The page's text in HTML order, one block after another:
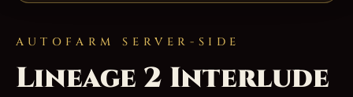
AUTOFARM SERVER-SIDE
Lineage 2 Interlude